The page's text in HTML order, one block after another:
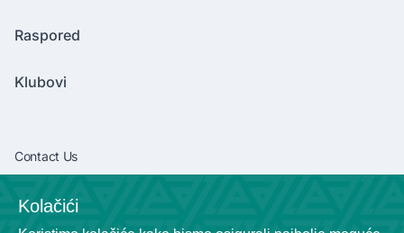
Raspored
Klubovi
Contact Us
+381638292540
Kolačići